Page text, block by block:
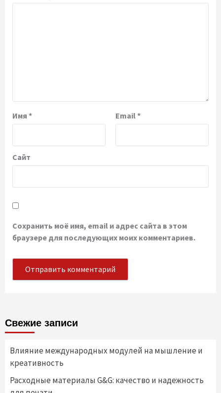
Имя * Email *
Сайт
Сохранить моё имя, email и адрес сайта в этом
браузере для последующих моих комментариев.
Свежие записи
Влияние международных модулей на мышление и
креативность
Расходные материалы G&G: качество и надежность